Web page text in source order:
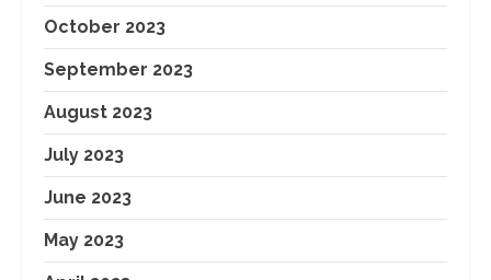
October 2023
September 2023
August 2023
July 2023
June 2023
May 2023